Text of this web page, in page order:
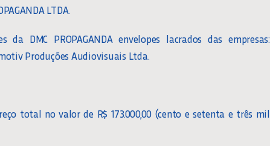
LTDA.
da DMC PROPAGANDA envelopes lacrados das empresas:
Produções Audiovisuais Ltda.
total no valor de R$ 173.000,00 (cento e setenta e três mil